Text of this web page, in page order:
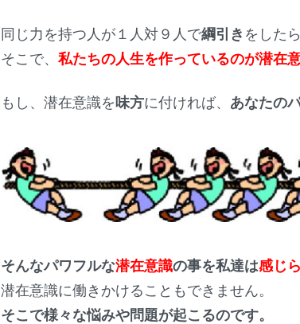
同じ力を持つ人が１人対９人で綱引き をした
そこで、私たちの人生を作っているのが潜在
もし、潜在意識を味方に付ければ、 あなたの
そんなパワフルな潜在意識の事を私達は感じ
潜在意識に働きかけることもできません。
そこで様々な悩みや問題が起こるのです。